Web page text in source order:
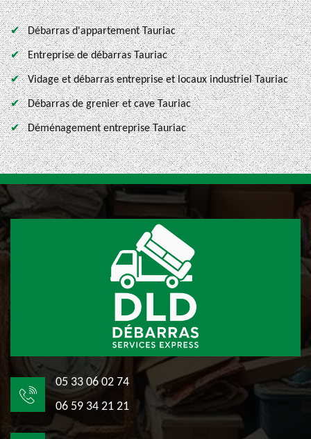
Débarras d'appartement Tauriac
Entreprise de débarras Tauriac
Vidage et débarras entreprise et locaux industriel Tauriac
Débarras de grenier et cave Tauriac
Déménagement entreprise Tauriac
05 33 06 02 74
06 59 34 21 21